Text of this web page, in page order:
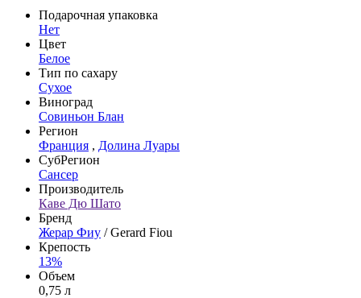
Подарочная упаковка
Нет
Цвет
Белое
Тип по сахару
Сухое
Виноград
Совиньон Блан
Регион
Франция , Долина Луары
СубРегион
Сансер
Производитель
Каве Дю Шато
Бренд
Жерар Фиу / Gerard Fiou
Крепость
13%
Объем
0,75 л